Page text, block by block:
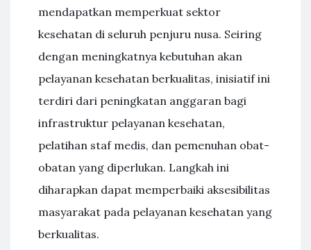
mendapatkan memperkuat sektor
kesehatan di seluruh penjuru nusa. Seiring
dengan meningkatnya kebutuhan akan
pelayanan kesehatan berkualitas, inisiatif ini
terdiri dari peningkatan anggaran bagi
infrastruktur pelayanan kesehatan,
pelatihan staf medis, dan pemenuhan obat-
obatan yang diperlukan. Langkah ini
diharapkan dapat memperbaiki aksesibilitas
masyarakat pada pelayanan kesehatan yang
berkualitas.